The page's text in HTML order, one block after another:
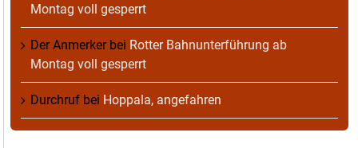
Montag voll gesperrt
Der Anmerkerbei Rotter Bahnunterführung ab
Montag voll gesperrt
Durchruf bei Hoppala, angefahren